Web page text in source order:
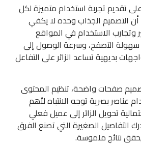
تقديم تجربة استخدام متميزة لكل
أن التصميم الجذاب وحده لا يكفي
الاستخدام في المواقع
سهولة التصفح، وسرعة الوصول إلى
بديهية تساعد الزائر على التفاعل
صفحات واضحة، تنظيم المحتوى
بصرية توجه الانتباه لأهم
تحويل الزائر إلى عميل فعلي
التفاصيل الصغيرة التي تصنع الفرق
نتائج ملموسة.